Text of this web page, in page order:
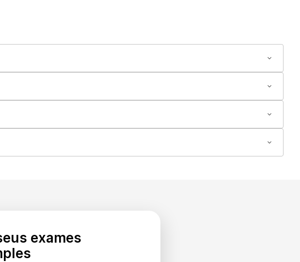
exames